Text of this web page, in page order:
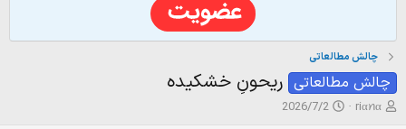
چالش مطالعاتی
چالش مطالعاتی ریحونِ خشکیده
ش
riαꪀα
ت2026/7/2